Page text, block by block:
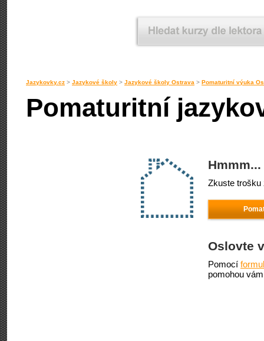
Jazykovky.cz > Jazykové školy > Jazykové školy Ostrava > Pomaturitní výuka
Pomaturitní
Zkuste trošku
Oslovte
Pomocí
pomohou